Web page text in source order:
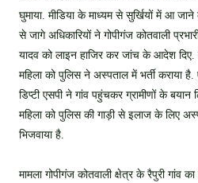
घुमाया. मीडिया के माध्यम से सुर्खियों में आ जाने
से जागे अधिकारियों ने गोपीगंज कोतवाली
यादव को लाइन हाजिर कर जांच के आदेश दिए.
महिला को पुलिस ने अस्पताल में भर्ती कराया
डिप्टी एसपी ने गांव पहुंचकर ग्रामीणों के बयान
महिला को पुलिस की गाड़ी से इलाज के लिए
भिजवाया है.
मामला गोपीगंज कोतवाली क्षेत्र के रैपुरी गांव